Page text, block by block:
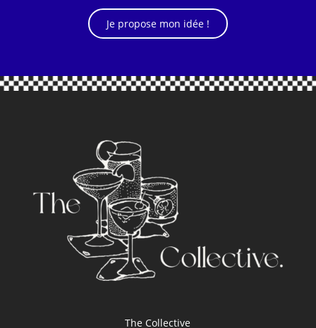
Je propose mon idée !
The Collective